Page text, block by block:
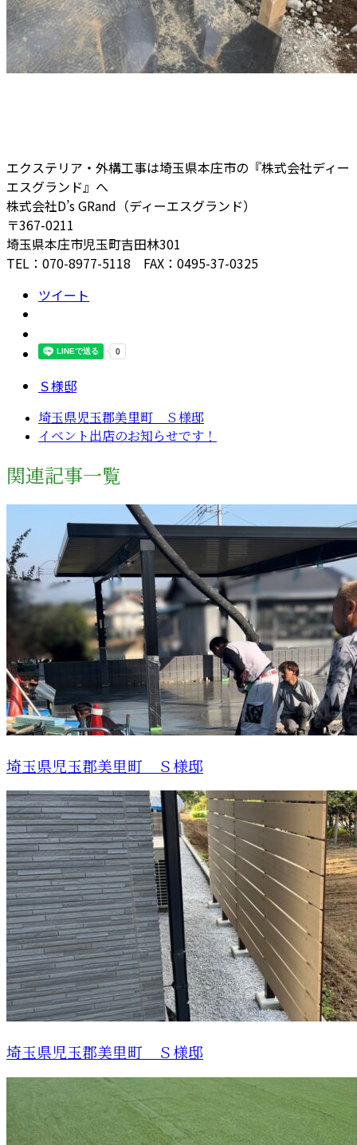
エクステリア・外構工事は埼玉県本庄市の『株式会社ディー
エスグランド』へ
株式会社D’s GRand（ディーエスグランド）
〒367-0211
埼玉県本庄市児玉町吉田林301
TEL：070-8977-5118 FAX：0495-37-0325
ツイート
Ｓ様邸
埼玉県児玉郡美里町 Ｓ様邸
イベント出店のお知らせです！
関連記事一覧
埼玉県児玉郡美里町 Ｓ様邸
埼玉県児玉郡美里町 Ｓ様邸